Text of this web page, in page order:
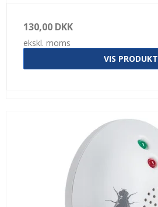
130,00 DKK
ekskl. moms
VIS PRODUKT